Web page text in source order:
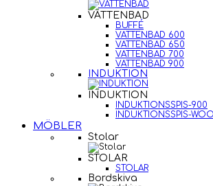
VATTENBAD
BUFFÉ
VATTENBAD 600
VATTENBAD 650
VATTENBAD 700
VATTENBAD 900
INDUKTION
INDUKTION
INDUKTIONSSPIS-900
INDUKTIONSSPIS-
MÖBLER
Stolar
STOLAR
STOLAR
Bordskiva